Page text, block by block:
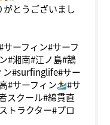
がとうございまし
ーフィン#サーフ
#湘南#江ノ島#鵠
ン#surfinglife#サー
#サーフィン
#サ
スクール#綿貫直
トラクター#プロ